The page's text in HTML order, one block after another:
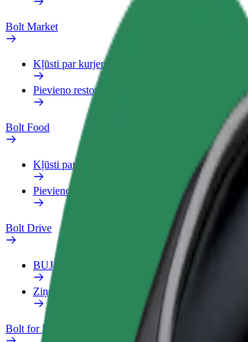
Bolt Market
Kļūsti par kurjeru
Pievieno restorānu vai veikalu
Bolt Food
Kļūsti par kurjeru
Pievieno restorānu vai veikalu
Bolt Drive
BUJ
Ziņo par transportlīdzekli
Bolt for Business